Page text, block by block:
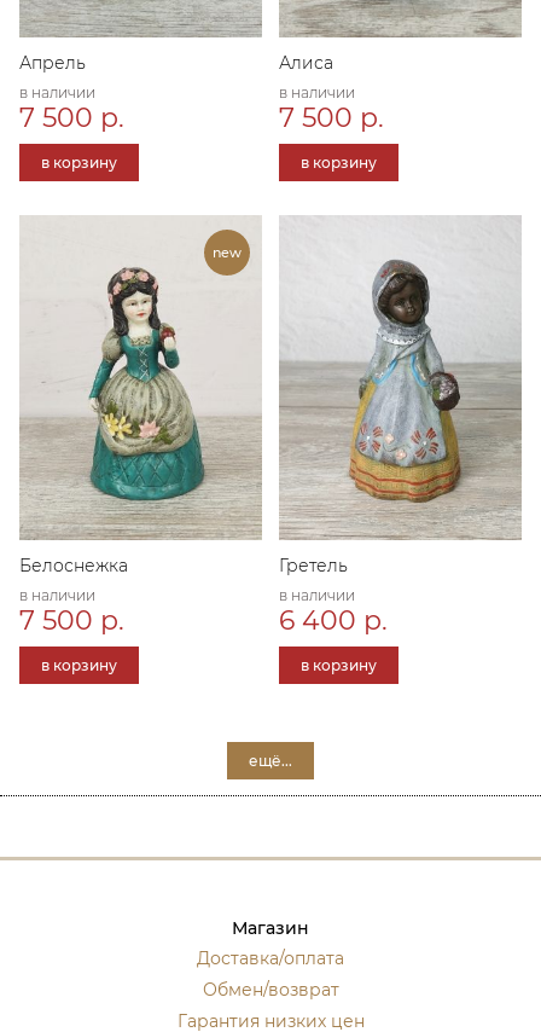
Апрель
в наличии
7 500 р.
в корзину
Алиса
в наличии
7 500 р.
в корзину
Белоснежка
в наличии
7 500 р.
в корзину
Гретель
в наличии
6 400 р.
в корзину
ещё...
Магазин
Доставка/оплата
Обмен/возврат
Гарантия низких цен